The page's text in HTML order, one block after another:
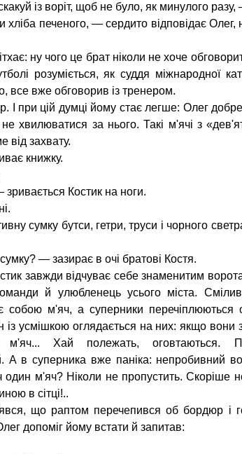
із воріт, щоб не було, як минулого
хліба печеного, — сердито від­повідає Олег,
ну чого це брат ніколи не хоче
розуміється, як суддя міжнародної
все вже обговорив із тренером.
І при цій думці йому стає легше: Олег
хвилюватися за нього. Такі м'ячі з
від захвату.
книжку.
Костик на ноги.
сумку бутси, гетри, труси і чор­ного
— зазирає в очі братові Костя.
завжди відчуває себе зна­менитим
й улюбленець усього міста.
собою м'яч, а суперники перечіплюються
із усмішкою оглядається на них: якщо вони
Хай полежать, огов­таються.
А в су­перника вже паніка: непробивний
один м'яч? Ніколи не пропустить. Скоріше
в сітці!..
що раптом перечепився об бордюр і
допоміг йому встати й запитав: